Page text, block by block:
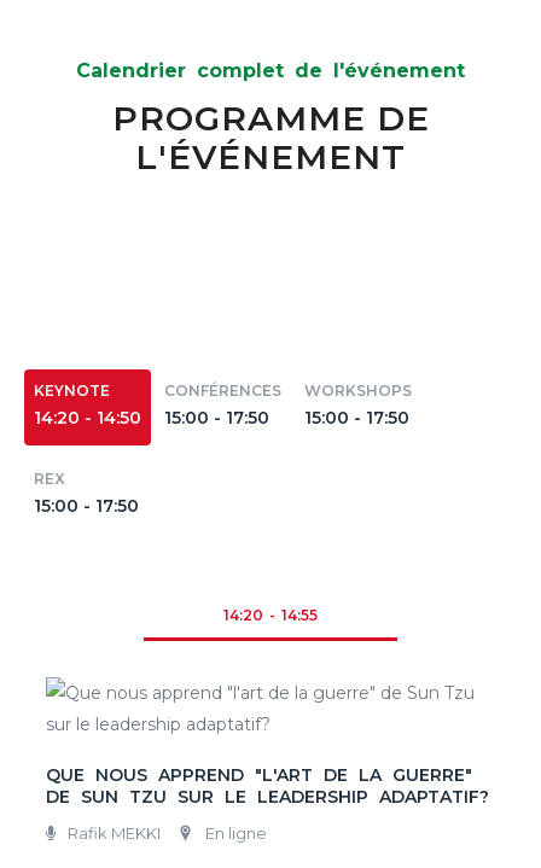
Calendrier complet de l'événement
PROGRAMME DE
L'ÉVÉNEMENT
KEYNOTE
14:20 - 14:50
CONFÉRENCES
15:00 - 17:50
WORKSHOPS
15:00 - 17:50
REX
15:00 - 17:50
14:20 - 14:55
QUE NOUS APPREND "L'ART DE LA GUERRE"
DE SUN TZU SUR LE LEADERSHIP ADAPTATIF?
Rafik MEKKI En ligne